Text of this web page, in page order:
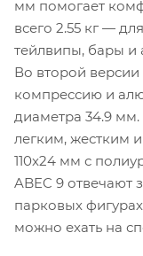
мм помогает
всего 2.55 кг —
тейлвипы, бары и
Во второй
компрессию и
диаметра 34.9 мм.
легким, жестким
110x24 мм с
ABEC 9 отвечают
парковых
можно ехать на